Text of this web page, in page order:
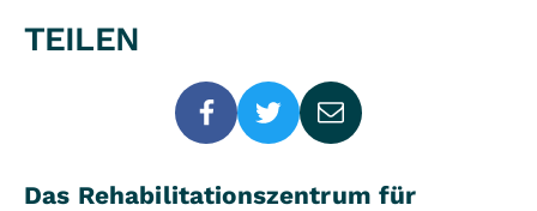
TEILEN
Das Rehabilitationszentrum für